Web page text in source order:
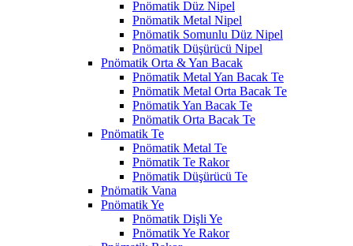
Pnömatik Düz Nipel
Pnömatik Metal Nipel
Pnömatik Somunlu Düz Nipel
Pnömatik Düşürücü Nipel
Pnömatik Orta & Yan Bacak
Pnömatik Metal Yan Bacak Te
Pnömatik Metal Orta Bacak Te
Pnömatik Yan Bacak Te
Pnömatik Orta Bacak Te
Pnömatik Te
Pnömatik Metal Te
Pnömatik Te Rakor
Pnömatik Düşürücü Te
Pnömatik Vana
Pnömatik Ye
Pnömatik Dişli Ye
Pnömatik Ye Rakor